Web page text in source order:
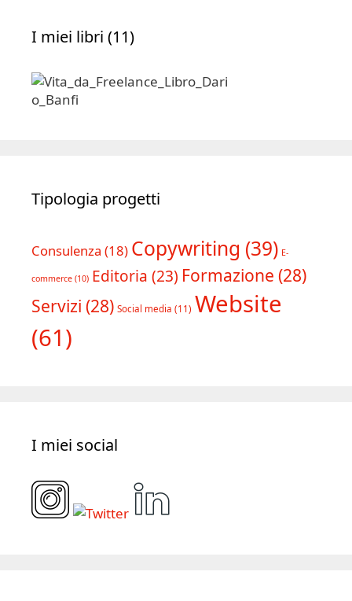
I miei libri (11)
Tipologia progetti
Consulenza (18) Copywriting (39) E-
commerce (10) Editoria (23) Formazione (28)
Servizi (28) Social media (11) Website
(61)
I miei social